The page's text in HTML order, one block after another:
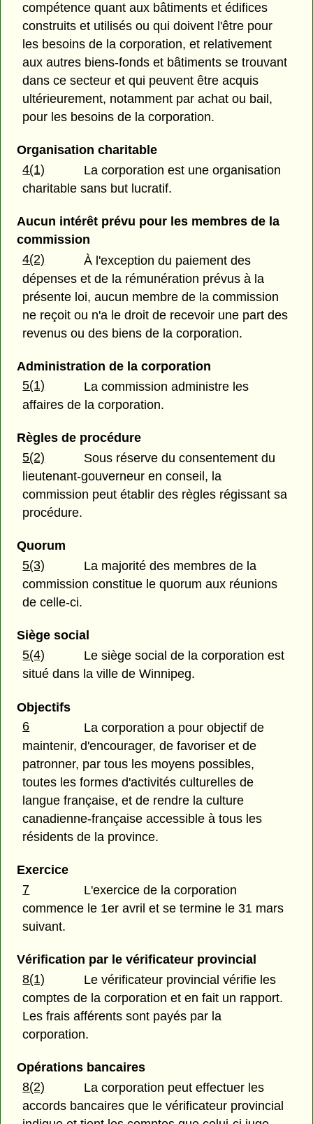
compétence quant aux bâtiments et édifices
construits et utilisés ou qui doivent l'être pour
les besoins de la corporation, et relativement
aux autres biens-fonds et bâtiments se trouvant
dans ce secteur et qui peuvent être acquis
ultérieurement, notamment par achat ou bail,
pour les besoins de la corporation.
Organisation charitable
4(1)
La corporation est une organisation
charitable sans but lucratif.
Aucun intérêt prévu pour les membres de la
commission
4(2)
À l'exception du paiement des
dépenses et de la rémunération prévus à la
présente loi, aucun membre de la commission
ne reçoit ou n'a le droit de recevoir une part des
revenus ou des biens de la corporation.
Administration de la corporation
5(1)
La commission administre les
affaires de la corporation.
Règles de procédure
5(2)
Sous réserve du consentement du
lieutenant-gouverneur en conseil, la
commission peut établir des règles régissant sa
procédure.
Quorum
5(3)
La majorité des membres de la
commission constitue le quorum aux réunions
de celle-ci.
Siège social
5(4)
Le siège social de la corporation est
situé dans la ville de Winnipeg.
Objectifs
6
La corporation a pour objectif de
maintenir, d'encourager, de favoriser et de
patronner, par tous les moyens possibles,
toutes les formes d'activités culturelles de
langue française, et de rendre la culture
canadienne-française accessible à tous les
résidents de la province.
Exercice
7
L'exercice de la corporation
commence le 1er avril et se termine le 31 mars
suivant.
Vérification par le vérificateur provincial
8(1)
Le vérificateur provincial vérifie les
comptes de la corporation et en fait un rapport.
Les frais afférents sont payés par la
corporation.
Opérations bancaires
8(2)
La corporation peut effectuer les
accords bancaires que le vérificateur provincial